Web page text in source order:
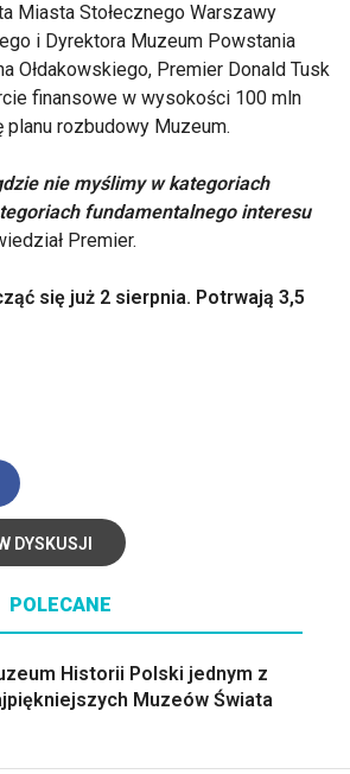
Miasta Stołecznego Warszawy
i Dyrektora Muzeum Powstania
Ołdakowskiego, Premier Donald Tusk
finansowe w wysokości 100 mln
planu rozbudowy Muzeum.
nie myślimy w kategoriach
fundamentalnego interesu
Premier.
się już 2 sierpnia. Potrwają 3,5
DYSKUSJI
POLECANE
Historii Polski jednym z
Muzeów Świata